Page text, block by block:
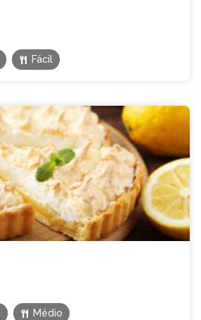
Fácil
Médio